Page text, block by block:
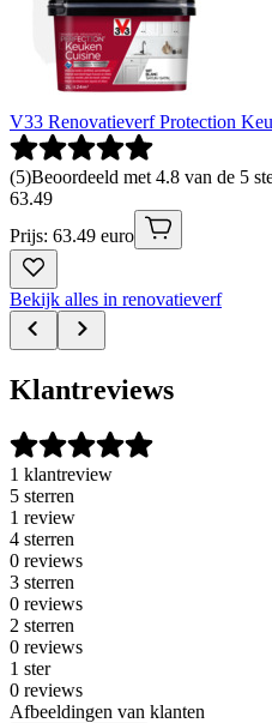
V33 Renovatieverf Protection
(5)Beoordeeld met 4.8 van de 5
63.49
Prijs: 63.49 euro
Bekijk alles in renovatieverf
Klantreviews
1 klantreview
5 sterren
1 review
4 sterren
0 reviews
3 sterren
0 reviews
2 sterren
0 reviews
1 ster
0 reviews
Afbeeldingen van klanten